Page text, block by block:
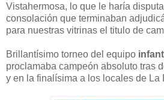
Vistahermosa, lo que le haría
consolación que terminaban
para nuestras vitrinas el titulo de
Brillantísimo torneo del equipo
proclamaba campeón absoluto tras
y en la finalísima a los locales de La